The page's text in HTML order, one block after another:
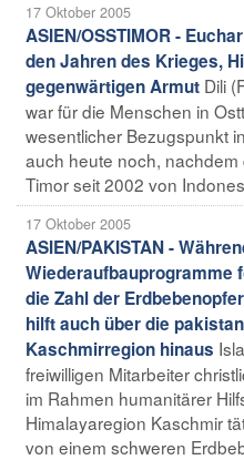
17 Oktober 2005
ASIEN/OSSTIMOR -
den Jahren des Krieges,
gegenwärtigen Armut Dili
war für die Menschen in
wesentlicher Bezugspunkt
auch heute noch, nachdem
Timor seit 2002 von
17 Oktober 2005
ASIEN/PAKISTAN -
Wiederaufbauprogramme
die Zahl der
hilft auch über die
Kaschmirregion hinaus
freiwilligen Mitarbeiter
im Rahmen humanitärer
Himalayaregion Kaschmir
von einem schweren